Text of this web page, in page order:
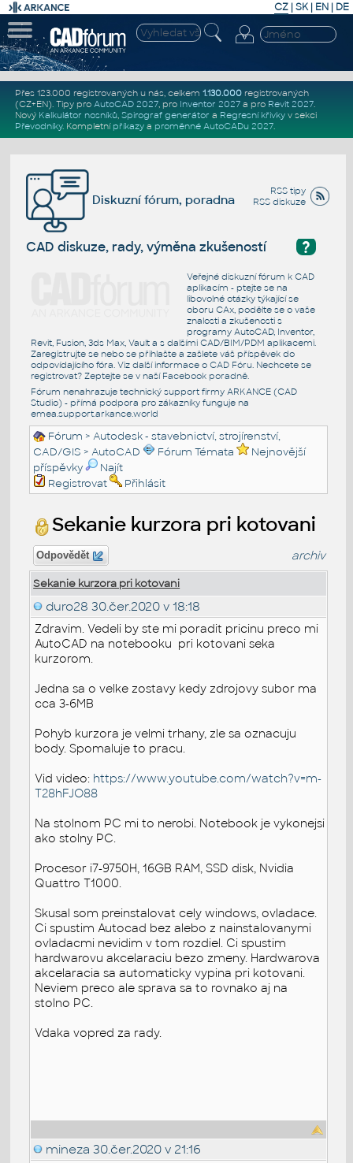
CZ | SK| EN | DE
Přes 123.000 registrovaných u nás, celkem 1.130.000registrovaných
(CZ+EN). Tipy pro AutoCAD 2027, pro Inventor 2027a pro Revit 2027.
Nový Kalkulátor nosníků, Spirograf generátor a Regresní křivkyv sekci
Převodníky. Kompletní příkazya proměnné AutoCADu 2027.
RSS tipy
RSS diskuze
Diskuzní fórum, poradna
?
CAD diskuze, rady, výměna zkušeností
Veřejné diskuzní fórum k CAD
aplikacím - ptejte se na
libovolné otázky týkající se
oboru CAx, podělte se o vaše
znalosti a zkušenosti s
programy AutoCAD, Inventor,
Revit, Fusion, 3ds Max, Vault a s dalšími CAD/BIM/PDM aplikacemi.
Zaregistrujte se nebo se přihlašte a zašlete váš příspěvek do
odpovídajícího fóra. Viz další informace o CAD Fóru. Nechcete se
registrovat? Zeptejte se v naší Facebook poradně.
Fórum nenahrazuje technický support firmy ARKANCE (CAD
Studio) - přímá podpora pro zákazníky funguje na
emea.support.arkance.world
Fórum >Autodesk - stavebnictví, strojírenství,
CAD/GIS >AutoCAD Fórum Témata
Nejnovější
příspěvky
Najít
Registrovat
Přihlásit
Sekanie kurzora pri kotovani
Odpovědět archiv
Sekanie kurzora pri kotovani
duro28 30.čer.2020 v 18:18
Zdravim. Vedeli by ste mi poradit pricinu preco mi
AutoCAD na notebooku pri kotovani seka
kurzorom.
Jedna sa o velke zostavy kedy zdrojovy subor ma
cca 3-6MB
Pohyb kurzora je velmi trhany, zle sa oznacuju
body. Spomaluje to pracu.
Vid video: https://www.youtube.com/watch?v=m-
T28hFJO88
Na stolnom PC mi to nerobi. Notebook je vykonejsi
ako stolny PC.
Procesor i7-9750H, 16GB RAM, SSD disk, Nvidia
Quattro T1000.
Skusal som preinstalovat cely windows, ovladace.
Ci spustim Autocad bez alebo z nainstalovanymi
ovladacmi nevidim v tom rozdiel. Ci spustim
hardwarovu akcelaraciu bezo zmeny. Hardwarova
akcelaracia sa automaticky vypina pri kotovani.
Neviem preco ale sprava sa to rovnako aj na
stolno PC.
Vdaka vopred za rady.
mineza 30.čer.2020 v 21:16